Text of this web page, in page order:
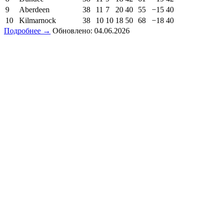
9
Aberdeen 38 11 7 20 40 55 −15 40
10
Kilmarnock 38 10 10 18 50 68 −18 40
Подробнее → Обновлено: 04.06.2026